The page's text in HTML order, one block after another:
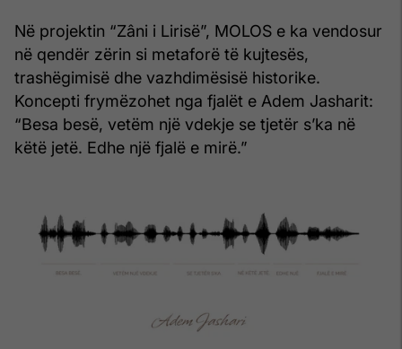
Në projektin “Zâni i Lirisë”, MOLOS e ka vendosur
në qendër zërin si metaforë të kujtesës,
trashëgimisë dhe vazhdimësisë historike.
Koncepti frymëzohet nga fjalët e Adem Jasharit:
“Besa besë, vetëm një vdekje se tjetër s’ka në
këtë jetë. Edhe një fjalë e mirë.”